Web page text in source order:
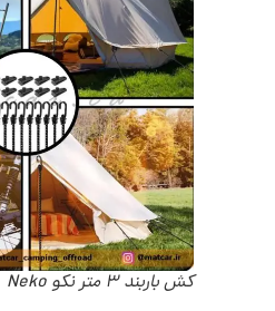
کش باربند 3 متر نکو Neko